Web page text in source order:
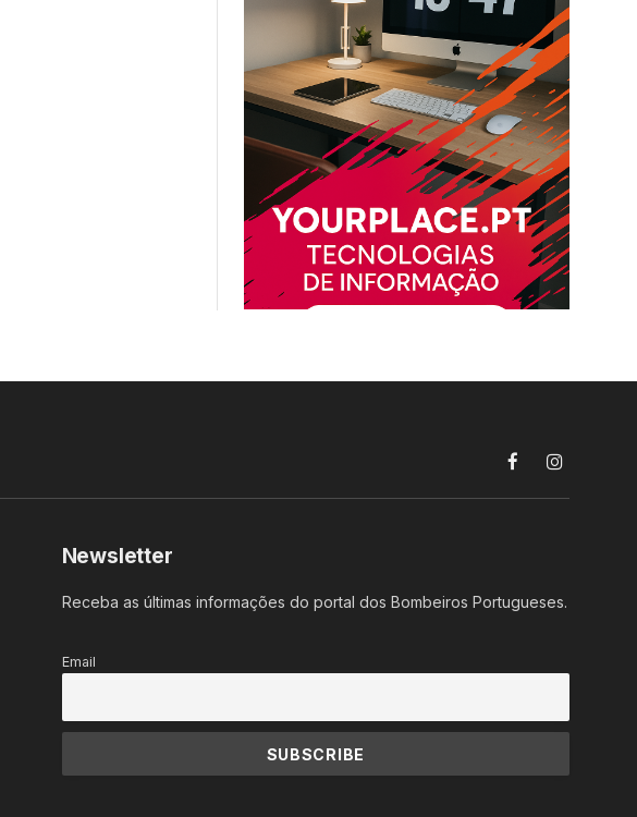
FacebookInstagram
Newsletter
Receba as últimas informações do portal dos Bombeiros Portugueses.
Email